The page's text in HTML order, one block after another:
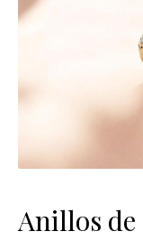
Anillos de